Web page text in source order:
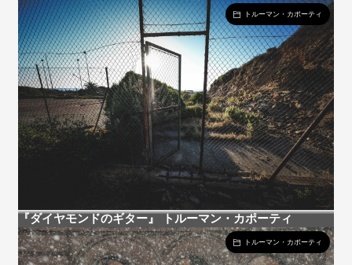
トルーマン・カポーティ
『ダイヤモンドのギター』 トルーマン・カポーティ
トルーマン・カポーティ